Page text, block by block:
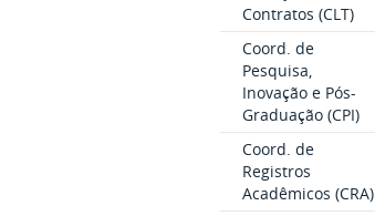
Contratos (CLT)
Coord. de
Pesquisa,
Inovação e Pós-
Graduação (CPI)
Coord. de
Registros
Acadêmicos (CRA)